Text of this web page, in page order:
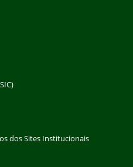
dos Sites Institucionais